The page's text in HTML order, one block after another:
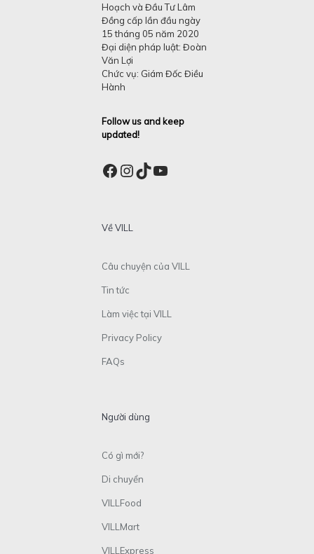
Hoạch và Đầu Tư Lâm
Đồng cấp lần đầu ngày
15 tháng 05 năm 2020
Đại diện pháp luật: Đoàn
Văn Lợi
Chức vụ: Giám Đốc Điều
Hành
Follow us and keep
updated!
Facebook
Instagram
TikTok
YouTube
Về VILL
Câu chuyện của VILL
Tin tức
Làm việc tại VILL
Privacy Policy
FAQs
Người dùng
Có gì mới?
Di chuyển
VILLFood
VILLMart
VILLExpress